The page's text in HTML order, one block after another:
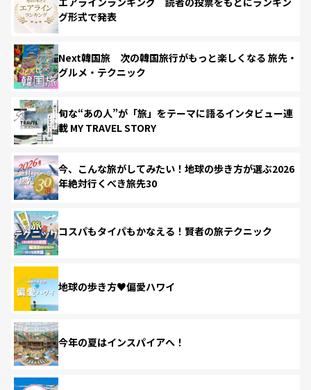
グ形式で発表
Next韓国旅 次の韓国旅行がもっと楽しくなる 旅先・
グルメ・テクニック
旬な“あの人”が「旅」をテーマに語るインタビュー連
載 MY TRAVEL STORY
今、こんな旅がしてみたい！地球の歩き方が選ぶ2026
年絶対行くべき旅先30
コスパもタイパもかなえる！賢者の旅テクニック
地球の歩き方♥偏愛ハワイ
今年の夏はインスパイアへ！